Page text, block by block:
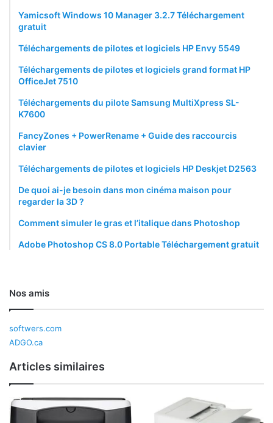
Yamicsoft Windows 10 Manager 3.2.7 Téléchargement
gratuit
Téléchargements de pilotes et logiciels HP Envy 5549
Téléchargements de pilotes et logiciels grand format HP
OfficeJet 7510
Téléchargements du pilote Samsung MultiXpress SL-
K7600
FancyZones + PowerRename + Guide des raccourcis
clavier
Téléchargements de pilotes et logiciels HP Deskjet D2563
De quoi ai-je besoin dans mon cinéma maison pour
regarder la 3D ?
Comment simuler le gras et l’italique dans Photoshop
Adobe Photoshop CS 8.0 Portable Téléchargement gratuit
Nos amis
softwers.com
ADGO.ca
Articles similaires